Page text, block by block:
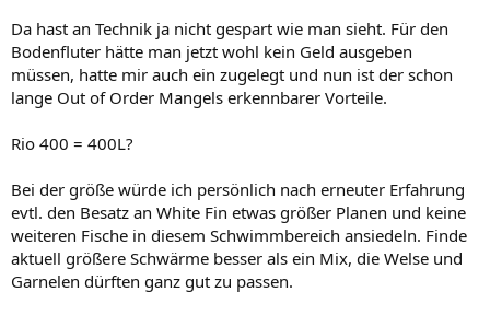
Da hast an Technik ja nicht gespart wie man sieht. Für den
Bodenfluter hätte man jetzt wohl kein Geld ausgeben
müssen, hatte mir auch ein zugelegt und nun ist der schon
lange Out of Order Mangels erkennbarer Vorteile.
Rio 400 = 400L?
Bei der größe würde ich persönlich nach erneuter Erfahrung
evtl. den Besatz an White Fin etwas größer Planen und keine
weiteren Fische in diesem Schwimmbereich ansiedeln. Finde
aktuell größere Schwärme besser als ein Mix, die Welse und
Garnelen dürften ganz gut zu passen.